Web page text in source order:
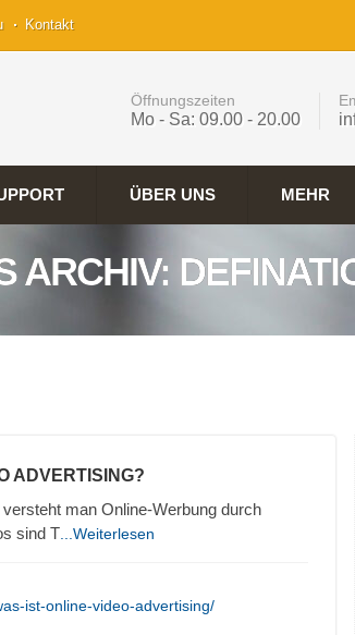
Kontakt
Öffnungszeiten
Mo - Sa: 09.00 - 20.00
ÜBER UNS MEHR
ARCHIV:
ADVERTISING?
man Online-Werbung durch
sind T ...Weiterlesen
ist-online-video-advertising/